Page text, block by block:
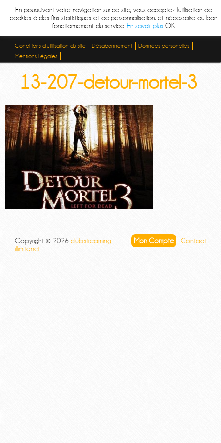
Conditions d’utilisation du site Désabonnement
Données personelles
Mentions Légales
13-207-detour-mortel-3
Mon Compte Contact
Copyright © 2026 club.streaming-
illimite.net
En poursuivant votre navigation sur ce site, vous acceptez l'utilisation de
cookies à des fins statistiques et de personnalisation, et nécessaire au bon
fonctionnement du service. En savoir plus OK